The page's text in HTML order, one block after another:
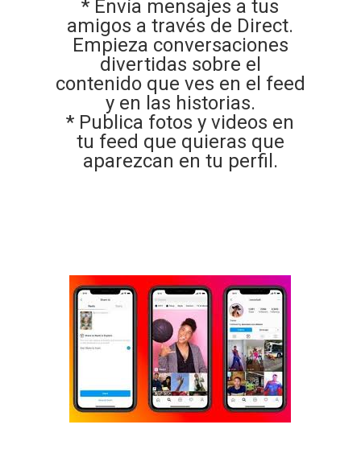
* Envía mensajes a tus
amigos a través de Direct.
Empieza conversaciones
divertidas sobre el
contenido que ves en el feed
y en las historias.
* Publica fotos y videos en
tu feed que quieras que
aparezcan en tu perfil.